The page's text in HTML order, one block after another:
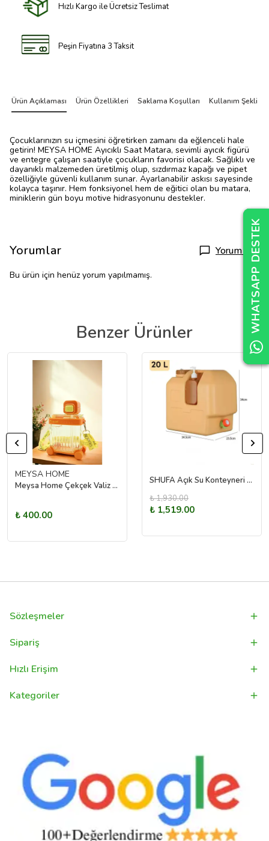
Hızlı Kargo ile Ücretsiz Teslimat
Peşin Fiyatına 3 Taksit
Ürün Açıklaması Ürün Özellikleri Saklama Koşulları Kullanım Şekli
Çocuklarınızın su içmesini öğretirken zamanı da eğlenceli hale
getirin! MEYSA HOME Ayıcıklı Saat Matara, sevimli ayıcık figürü
ve entegre çalışan saatiyle çocukların favorisi olacak. Sağlıklı ve
dayanıklı malzemeden üretilmiş olup, sızdırmaz kapağı ve pipet
özelliğiyle güvenli kullanım sunar. Ayarlanabilir askısı sayesinde
kolayca taşınır. Hem fonksiyonel hem de eğitici olan bu matara,
miniklerin gün boyu motive hidrasyonunu destekler.
Yorumlar Yorum Yap
Bu ürün için henüz yorum yapılmamış.
Benzer Ürünler
MEYSA HOME
Meysa Home Çekçek Valiz Matara Turuncu
₺ 400.00
SHUFA Açık Su Konteyneri Piknik Kamp Içme Kova Depolama Taşıyıcı 20L
₺ 1,930.00
₺ 1,519.00
Sözleşmeler
Sipariş
Hızlı Erişim
Kategoriler
WHATSAPP DESTEK
WHATSAPP DESTEK
WHATSAPP DESTEK